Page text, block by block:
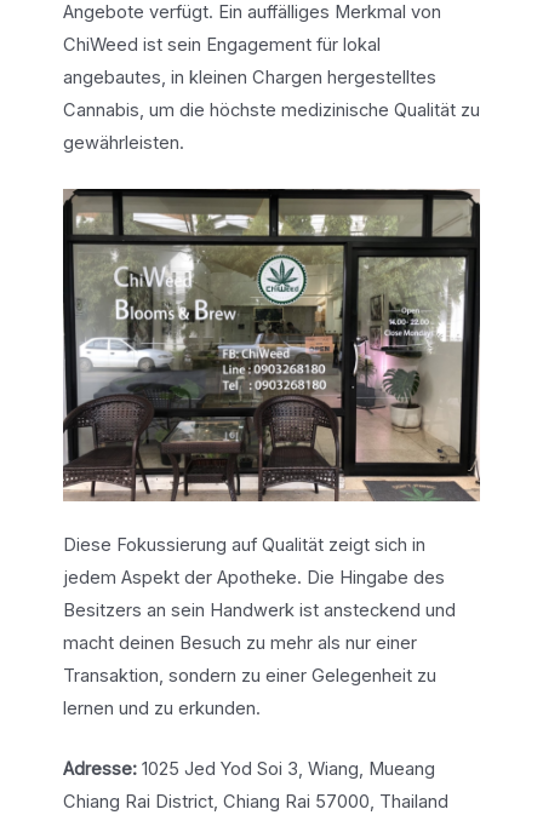
Angebote verfügt. Ein auffälliges Merkmal von
ChiWeed ist sein Engagement für lokal
angebautes, in kleinen Chargen hergestelltes
Cannabis, um die höchste medizinische Qualität zu
gewährleisten.
Diese Fokussierung auf Qualität zeigt sich in
jedem Aspekt der Apotheke. Die Hingabe des
Besitzers an sein Handwerk ist ansteckend und
macht deinen Besuch zu mehr als nur einer
Transaktion, sondern zu einer Gelegenheit zu
lernen und zu erkunden.
Adresse:1025 Jed Yod Soi 3, Wiang, Mueang
Chiang Rai District, Chiang Rai 57000, Thailand